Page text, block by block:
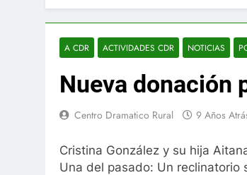
A CDR ACTIVIDADES CDR NOTICIAS
Nueva donación
Centro Dramatico Rural 9 Años
Cristina González y su hija
Una del pasado: Un reclinatorio